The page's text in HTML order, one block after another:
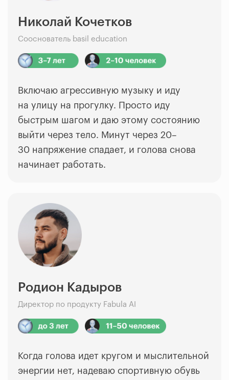
Николай Кочетков
Сооснователь basil education
Включаю агрессивную музыку и иду
на улицу на прогулку. Просто иду
быстрым шагом и даю этому состоянию
выйти через тело. Минут через 20–
30 напряжение спадает, и голова снова
начинает работать.
Родион Кадыров
Директор по продукту Fabula AI
Когда голова идет кругом и мыслительной
энергии нет, надеваю спортивную обувь